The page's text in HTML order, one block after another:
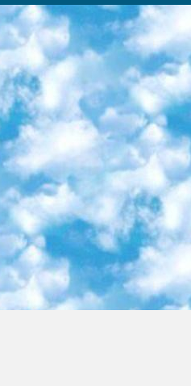
экзамены) состоят из предметов, перечисленных в приложении 1. будет сделано. 7. Экзамены пройдут с 26 мая по 15 июня 2024 г. (кроме науки физического воспитания). 8. Физическая для учащихся 9 классов общесредних образовательных учреждений. Экзамены по предмету «Образование, квалификация медицина» 1-6 мая 2024 года. сотрудники перевести под присмотр (с отклонениями в физическом или умственном развитии) специализированная школа для детей, школы-интернаты и со сколиозом школы-интернаты санаторного типа для больных детей исключены). 9. Он был слепым, слабовидящим и имел нарушения опорно-двигательного аппарата. экзамены в специализированных школах и интернатах для детей должны проводиться исходя из требований, предъявляемых к общеобразовательным учреждениям (физкультура кроме науки). 10. Специализированная школа для глухих и слабослышащих детей. и экзамены в интернатах и быть реализован в виде письменного теста по математике. 11. Специальность для умственно отсталых детей. Для 9 класса Родной язык и литературное письмо Государственный язык (язык обучения – узбекский). для неклассов) написано Математическое письмо Письменная/устная история Узбекистана Физическое воспитание практично Итоговый контроль Для 11 класса Написание родного языка и литературы (эссе) Математическое письмо Узбекский язык (обучение на узбекском языке) не посещающее общее среднее образование для учреждений)/Образовательное учреждение выбор письменный и устный Иностранный язык письменный/устный Письменная/устная история Узбекистана *По выбору студента:  Химия  Физика  Основы государственного права  География 10 бесплатных образовательных ресурсов - Мы составили подборку онлайн-проектов с интерактивными упражнениями, видеолекциями и статьями. Они помогут вам обрести новые и освежить старые знания бесплатно. 1. «ИНТУИТ» Старейшая образовательная площадка Рунета. Здесь вы найдёте сотни текстовых и видеокурсов на десятки различных тем — от программирования до психологии. Многие курсы подготовлены российскими университетами и крупными международными компаниями вроде Intel и Microsoft. Самостоятельное обучение бесплатное, но желающие могут оплатить услуги персональных наставников. 2. «Смартия» знакомит с актуальными профессиями и подсказывает, как им обучаться. Выбрав